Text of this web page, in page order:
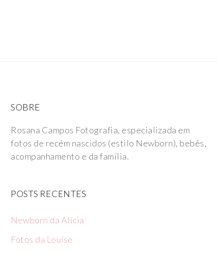
SOBRE
Rosana Campos Fotografia, especializada em
fotos de recém nascidos (estilo Newborn), bebês,
acompanhamento e da família.
POSTS RECENTES
Newborn da Alícia
Fotos da Louíse